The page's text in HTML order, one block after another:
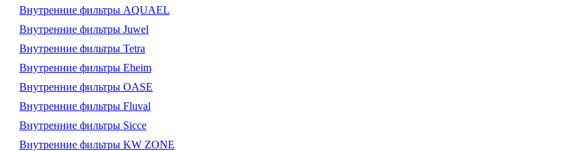
Внутренние фильтры AQUAEL
Внутренние фильтры Juwel
Внутренние фильтры Tetra
Внутренние фильтры Eheim
Внутренние фильтры OASE
Внутренние фильтры Fluval
Внутренние фильтры Sicce
Внутренние фильтры KW ZONE